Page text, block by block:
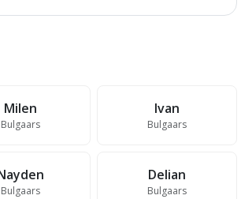
Milen
Bulgaars
Ivan
Bulgaars
Bulgaars
Delian
Bulgaars